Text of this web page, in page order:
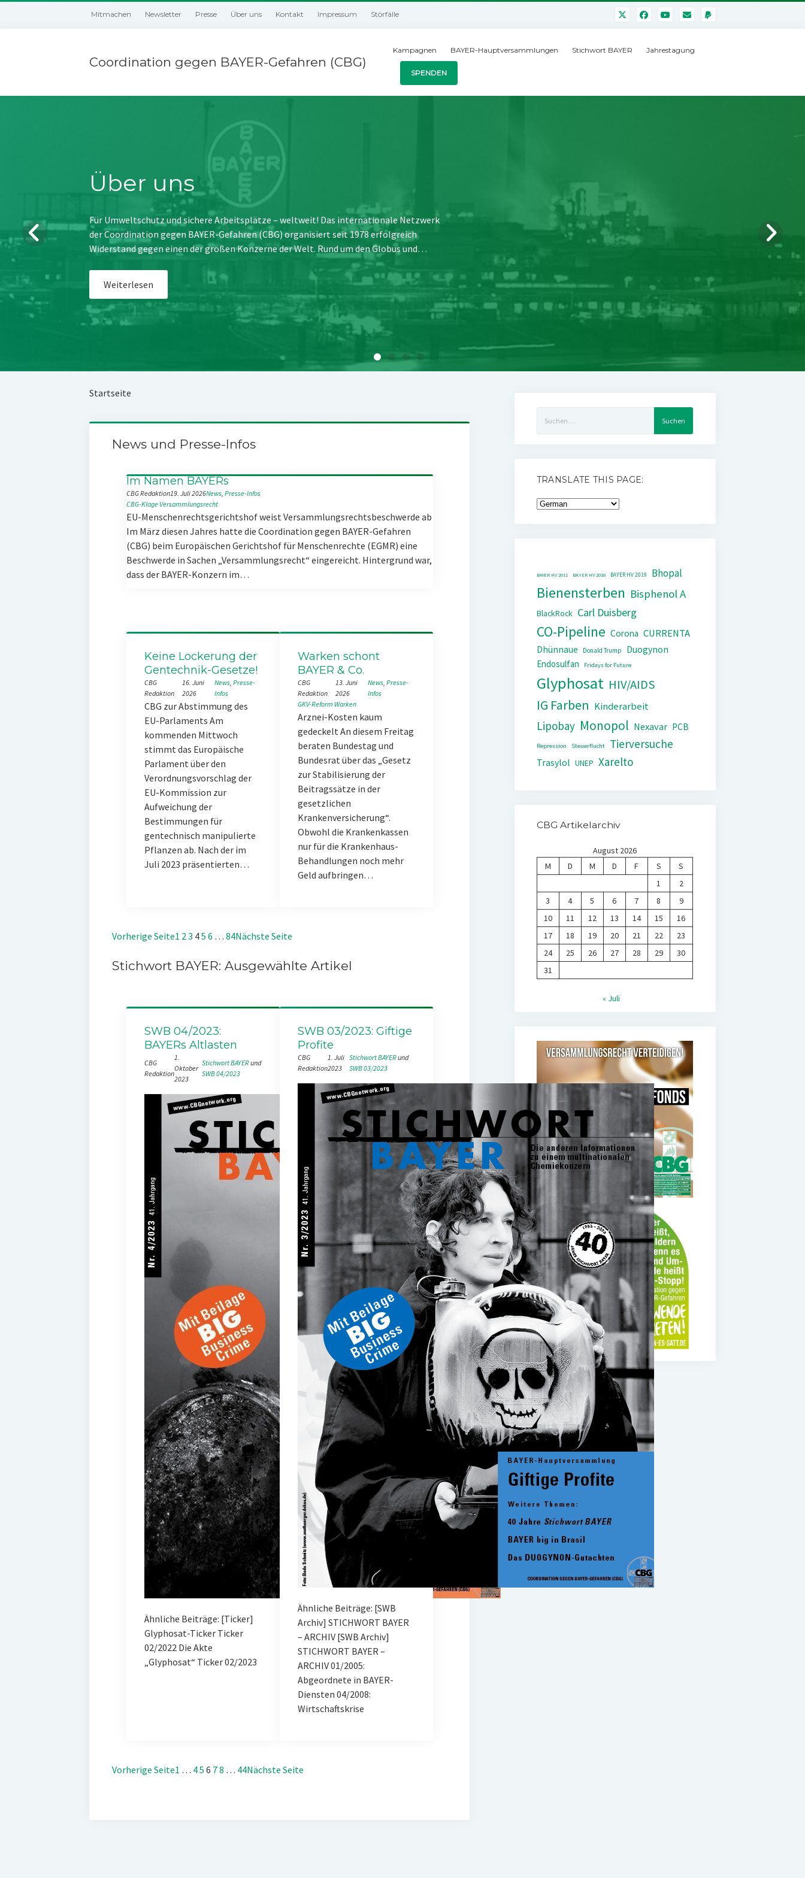
Mitmachen Newsletter Presse Über uns Kontakt Impressum Störfälle
Coordination gegen BAYER-Gefahren (CBG)
Kampagnen BAYER-Hauptversammlungen Stichwort BAYER Jahrestagung
SPENDEN
Über uns
Für Umweltschutz und sichere Arbeitsplätze – weltweit! Das internationale Netzwerk
der Coordination gegen BAYER-Gefahren (CBG) organisiert seit 1978 erfolgreich
Widerstand gegen einen der großen Konzerne der Welt. Rund um den Globus und…
Weiterlesen
Startseite
News und Presse-Infos
Im Namen BAYERs
CBG Redaktion19. Juli 2026News, Presse-Infos
CBG-Klage Versammlungsrecht
EU-Menschenrechtsgerichtshof weist Versammlungsrechtsbeschwerde ab
Im März diesen Jahres hatte die Coordination gegen BAYER-Gefahren
(CBG) beim Europäischen Gerichtshof für Menschenrechte (EGMR) eine
Beschwerde in Sachen „Versammlungsrecht“ eingereicht. Hintergrund war,
dass der BAYER-Konzern im…
Keine Lockerung der
Gentechnik-Gesetze!
CBG
Redaktion
16. Juni
2026
News, Presse-
Infos
CBG zur Abstimmung des
EU-Parlaments Am
kommenden Mittwoch
stimmt das Europäische
Parlament über den
Verordnungsvorschlag der
EU-Kommission zur
Aufweichung der
Bestimmungen für
gentechnisch manipulierte
Pflanzen ab. Nach der im
Juli 2023 präsentierten…
Warken schont
BAYER & Co.
CBG
Redaktion
13. Juni
2026
News, Presse-
Infos
GKV-Reform Warken
Arznei-Kosten kaum
gedeckelt An diesem Freitag
beraten Bundestag und
Bundesrat über das „Gesetz
zur Stabilisierung der
Beitragssätze in der
gesetzlichen
Krankenversicherung“.
Obwohl die Krankenkassen
nur für die Krankenhaus-
Behandlungen noch mehr
Geld aufbringen…
Vorherige Seite1 23 45 6 … 84Nächste Seite
Stichwort BAYER: Ausgewählte Artikel
SWB 04/2023:
BAYERs Altlasten
CBG
Redaktion
1.
Oktober
2023
Stichwort BAYER
und
SWB 04/2023
Ähnliche Beiträge: [Ticker]
Glyphosat-Ticker Ticker
02/2022 Die Akte
„Glyphosat“ Ticker 02/2023
SWB 03/2023: Giftige
Profite
CBG
Redaktion
1. Juli
2023
Stichwort BAYER
und
SWB 03/2023
Ähnliche Beiträge: [SWB
Archiv] STICHWORT BAYER
– ARCHIV [SWB Archiv]
STICHWORT BAYER –
ARCHIV 01/2005:
Abgeordnete in BAYER-
Diensten 04/2008:
Wirtschaftskrise
Vorherige Seite1 … 45 6 78 … 44Nächste Seite
nach:
TRANSLATE THIS PAGE:
BAYER HV 2011 BAYER HV 2018 BAYER HV 2019 Bhopal
Bienensterben Bisphenol A
BlackRock Carl Duisberg
CO-Pipeline Corona CURRENTA
Dhünnaue Donald Trump
Duogynon
Endosulfan
Fridays for Future
Glyphosat HIV/AIDS
IG Farben Kinderarbeit
Lipobay Monopol Nexavar PCB
Repression Steuerflucht Tierversuche
Trasylol UNEP Xarelto
CBG Artikelarchiv
August 2026
M
D M D F S
S
1
2
3
4 5 6 7 8
9
10
11 12 13 14 15
16
17
18 19 20 21 22
23
24
25 26 27 28 29
30
31
« Juli